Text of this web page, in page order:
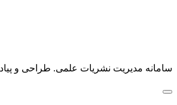
سامانه مدیریت نشریات علمی. طراحی و